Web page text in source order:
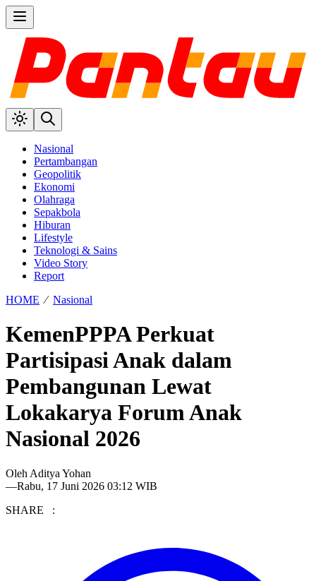
Nasional
Pertambangan
Geopolitik
Ekonomi
Olahraga
Sepakbola
Hiburan
Lifestyle
Teknologi & Sains
Video Story
Report
HOME ⁄ Nasional
KemenPPPA Perkuat
Partisipasi Anak dalam
Pembangunan Lewat
Lokakarya Forum Anak
Nasional 2026
Oleh Aditya Yohan
—Rabu, 17 Juni 2026 03:12 WIB
SHARE :